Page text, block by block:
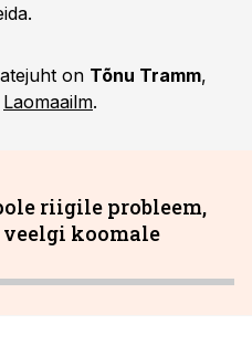
on Tõnu Tramm,
Laomaailm.
riigile probleem,
koomale